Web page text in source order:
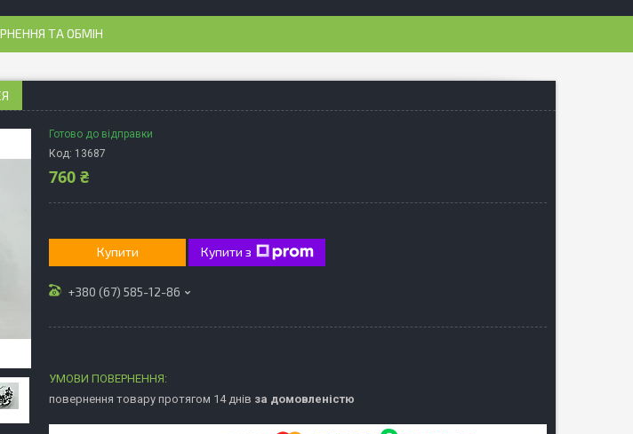
ТА ОБМІН
Готово до відправки
Код: 13687
760 ₴
Купити Купити з
+380 (67) 585-12-86
повернення товару протягом 14 днів за домовленістю